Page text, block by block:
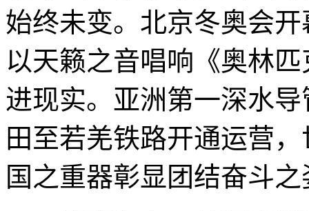
始终未变。北京冬奥会
以天籁之音唱响《奥林
进现实。亚洲第一深水
田至若羌铁路开通运营
国之重器彰显团结奋斗